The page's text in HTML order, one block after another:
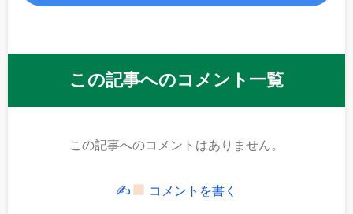
この記事へのコメント一覧
この記事へのコメントはありません。
✍ コメントを書く